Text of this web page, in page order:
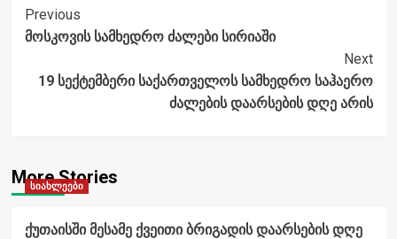
Post
Navigation
Previous
მოსკოვის სამხედრო ძალები სირიაში
Next
19 სექტემბერი საქართველოს სამხედრო საჰაერო
ძალების დაარსების დღე არის
More Stories
სიახლეები
ქუთაისში მესამე ქვეითი ბრიგადის დაარსების დღე